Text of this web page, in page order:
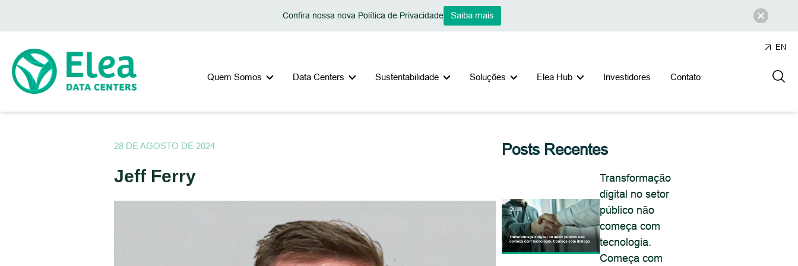
Confira nossa nova Política de Privacidade Saiba mais
EN
Quem Somos Data Centers Sustentabilidade Soluções Elea Hub Investidores Contato
28 DE AGOSTO DE 2024
Jeff Ferry
Posts Recentes
Transformação
digital no setor
público não
começa com
tecnologia.
Começa com